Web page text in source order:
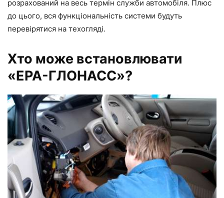
розрахований на весь термін служби автомобіля. Плюс
до цього, вся функціональність системи будуть
перевірятися на техогляді.
Хто може встановлювати
«ЕРА-ГЛОНАСС»?